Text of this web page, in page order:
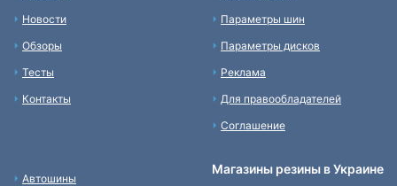
Новости
Обзоры
Тесты
Контакты
Параметры шин
Параметры дисков
Реклама
Для правообладателей
Соглашение
Автошины
Магазины резины в Украине